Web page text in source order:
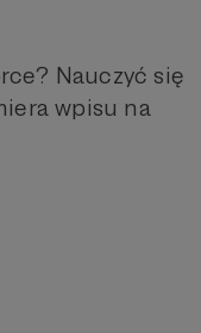
Nauczyć się
wpisu na